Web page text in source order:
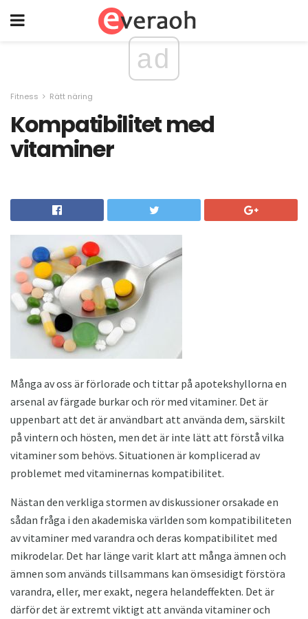
ad
Fitness Rätt näring
Kompatibilitet med
vitaminer
Många av oss är förlorade och tittar på apotekshyllorna en
arsenal av färgade burkar och rör med vitaminer. Det är
uppenbart att det är användbart att använda dem, särskilt
på vintern och hösten, men det är inte lätt att förstå vilka
vitaminer som behövs. Situationen är komplicerad av
problemet med vitaminernas kompatibilitet.
Nästan den verkliga stormen av diskussioner orsakade en
sådan fråga i den akademiska världen som kompatibiliteten
av vitaminer med varandra och deras kompatibilitet med
mikrodelar. Det har länge varit klart att många ämnen och
ämnen som används tillsammans kan ömsesidigt förstöra
varandra, eller, mer exakt, negera helandeffekten. Det är
därför det är extremt viktigt att använda vitaminer och